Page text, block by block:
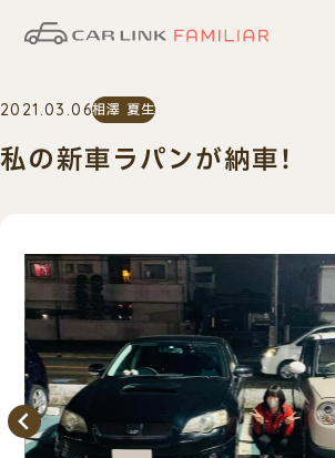
はじめての方
カーリース
買取査定
車種一覧
納車実績
店舗・スタッフ紹介
2021.03.06相澤 夏生
私の新車ラパンが納車！